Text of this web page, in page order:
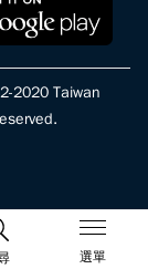
選單
2020 Taiwan